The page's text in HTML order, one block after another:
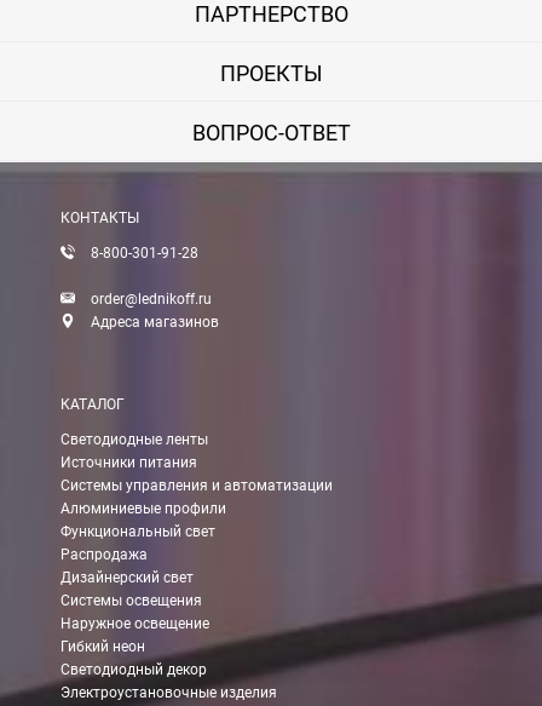
ПАРТНЕРСТВО
ПРОЕКТЫ
ВОПРОС-ОТВЕТ
КОНТАКТЫ
8-800-301-91-28
order@lednikoff.ru
Адреса магазинов
КАТАЛОГ
Светодиодные ленты
Источники питания
Системы управления и автоматизации
Алюминиевые профили
Функциональный свет
Распродажа
Дизайнерский свет
Системы освещения
Наружное освещение
Гибкий неон
Светодиодный декор
Электроустановочные изделия